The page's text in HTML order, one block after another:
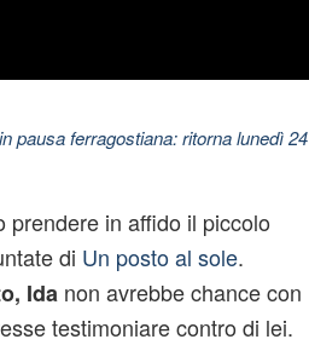
pausa ferragostiana: ritorna lunedì 24
prendere in affido il piccolo
di Un posto al sole.
Ida non avrebbe chance con
testimoniare contro di lei.